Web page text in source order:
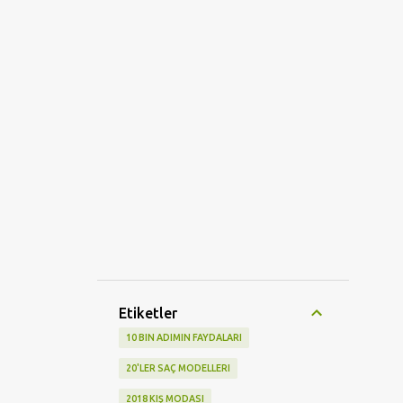
Etiketler
10 BIN ADIMIN FAYDALARI
20'LER SAÇ MODELLERI
2018 KIŞ MODASI